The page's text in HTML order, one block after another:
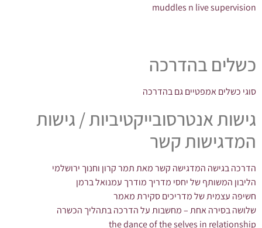
muddles n live supervision
כשלים בהדרכה
סוגי כשלים אמפטיים גם בהדרכה
גישות אנטרסובייקטיביות / גישות
המדגישות קשר
הדרכה בגישה המדגישה קשר מאת תמר קרון וחנוך ירושלמי
הליבון המשותף של יחסי מדריך מודרך עמנואל ברמן
חשיפה עצמית של מדריכים סקירת מאמר
שלושה בסירה אחת – מחשבות על הדרכה בתהליך הכשרה
the dance of the selves in relationship